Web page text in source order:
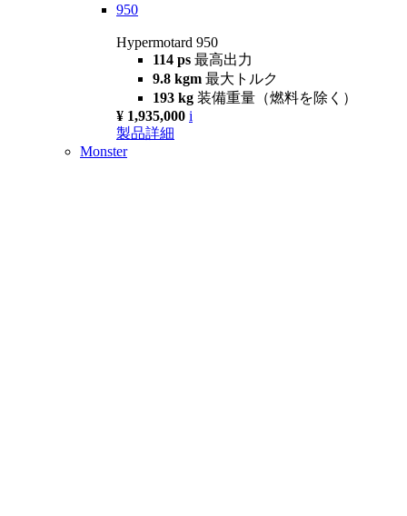
950
Hypermotard 950
114 ps 最高出力
9.8 kgm 最大トルク
193 kg 装備重量（燃料を除く）
¥ 1,935,000 i
製品詳細
Monster